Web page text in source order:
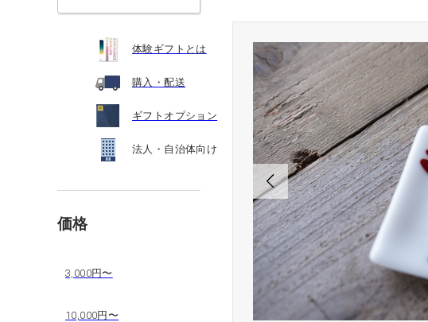
体験ギフトとは
購入・配送
ギフトオプション
法人・自治体向け
価格
3,000円〜
10,000円〜